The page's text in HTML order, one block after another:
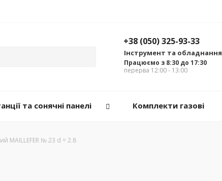
+38 (050) 325-93-33
Інструмент та обладнання
Працюємо з 8:30 до 17:30
перерва 12:00 - 13:00
та сонячні панелі Комплекти газові
MAILLEFER № 23 d = 2.8